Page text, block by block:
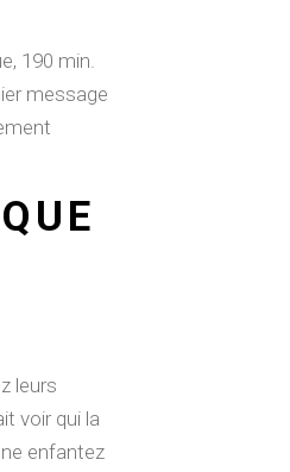
190 min.
message
leurs
voir qui la
enfantez